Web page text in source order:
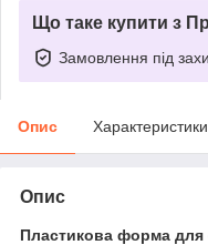
Що таке купити з
Замовлення під
Опис Характеристики
Опис
Пластикова форма для